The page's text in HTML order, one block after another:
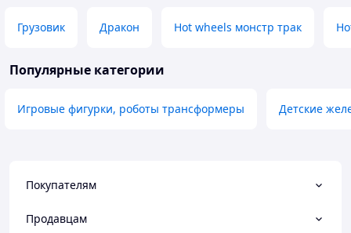
Грузовик Дракон Hot wheels монстр трак
Популярные категории
Игровые фигурки, роботы трансформеры Детские
Покупателям
Продавцам